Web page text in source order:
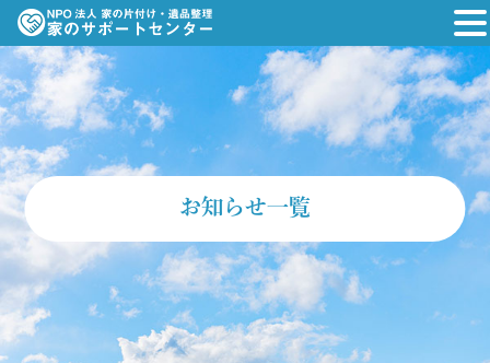
お知らせ一覧